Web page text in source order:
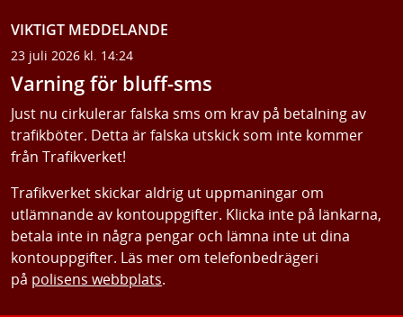
VIKTIGT MEDDELANDE
23 juli 2026 kl. 14:24
Varning för bluff-sms
Just nu cirkulerar falska sms om krav på betalning av
trafikböter. Detta är falska utskick som inte kommer
från Trafikverket!
Trafikverket skickar aldrig ut uppmaningar om
utlämnande av kontouppgifter. Klicka inte på länkarna,
betala inte in några pengar och lämna inte ut dina
kontouppgifter. Läs mer om telefonbedrägeri
på polisens webbplats.